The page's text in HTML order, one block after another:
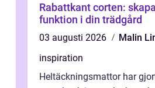
Rabattkant corten:
funktion i din trädgård
03 augusti 2026
Malin
inspiration
Heltäckningsmattor har